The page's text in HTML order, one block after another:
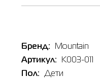
Бренд:
Mountain
Артикул:
K003-011
Пол:
Дети